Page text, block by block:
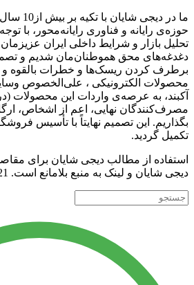
ما در
حوزه‌ی رایانه و فناوری رایانه‌محور، با
تحلیل بازار و شرایط داخلی ایران عزیزمان
دغدغه‌های محق هموطنان‌مان شدیم و
برطرف کردن ریسک‌ها و خطرات بالقوه و
محصولات الکترونیکی ، علی‌الخصوص
آکبند، به عرصه‌ی واردات این محصولات (در
مصرف‌کنندگان نهایی، اعم از اشخاص،
بگذاریم. این تصمیم نهایتاً با تأسیس
تکمیل گردید.
استفاده از مطالب دیجی شایان برای
دیجی شایان و لینک به منبع بلامانع است. Copyright © 2021